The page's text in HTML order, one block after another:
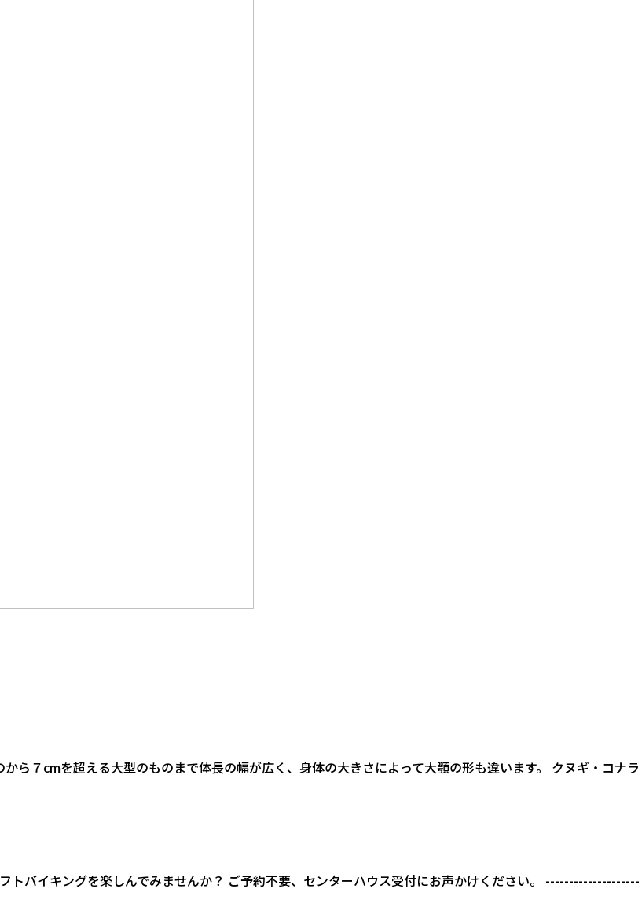
ら７cmを超える大型のものまで体長の幅が広く、身体の大きさによって大顎の形も違います。 クヌギ・コナラ
トバイキングを楽しんでみませんか？ ご予約不要、センターハウス受付にお声かけください。 --------------------